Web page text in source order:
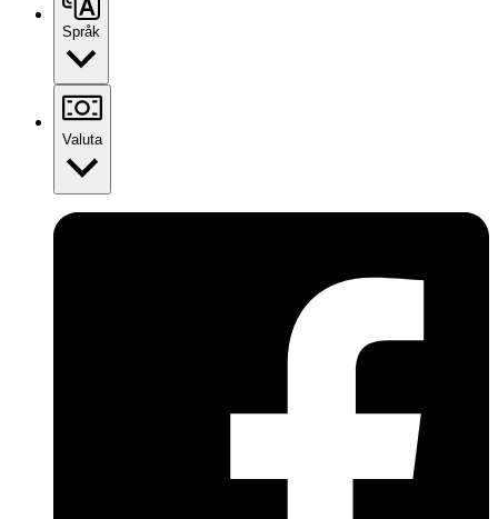
Språk
Valuta